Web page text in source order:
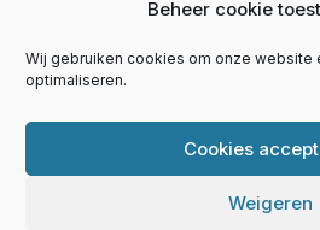
Beheer cookie
Wij gebruiken cookies om onze website
optimaliseren.
Cookies
Weigeren